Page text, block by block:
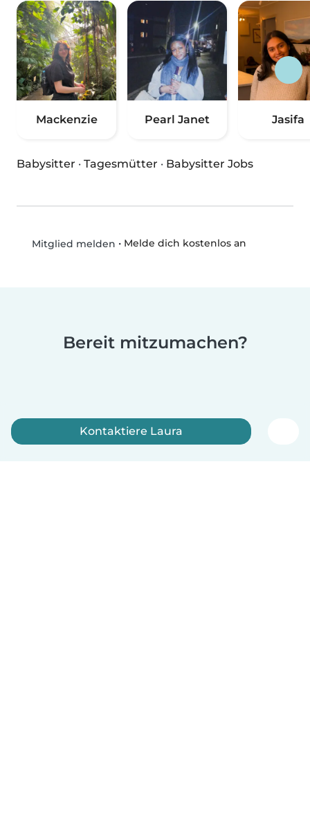
Mackenzie Pearl Janet Jasifa
Babysitter · Tagesmütter · Babysitter Jobs
Mitglied melden • Melde dich kostenlos an
Bereit mitzumachen?
Kontaktiere Laura